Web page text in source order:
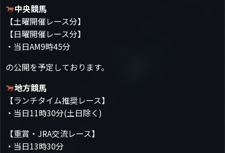
中央競馬
【土曜開催レース分】
【日曜開催レース分】
・当日AM9時45分
の公開を予定しております。
地方競馬
【ランチタイム推奨レース】
・当日11時30分(土日除く)
【重賞・JRA交流レース】
・当日13時30分